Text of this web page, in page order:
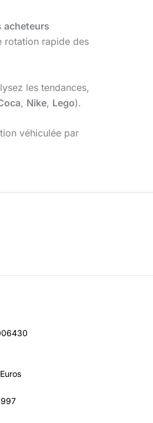
acheteurs
rotation rapide des
les tendances,
, Nike, Lego).
véhiculée par